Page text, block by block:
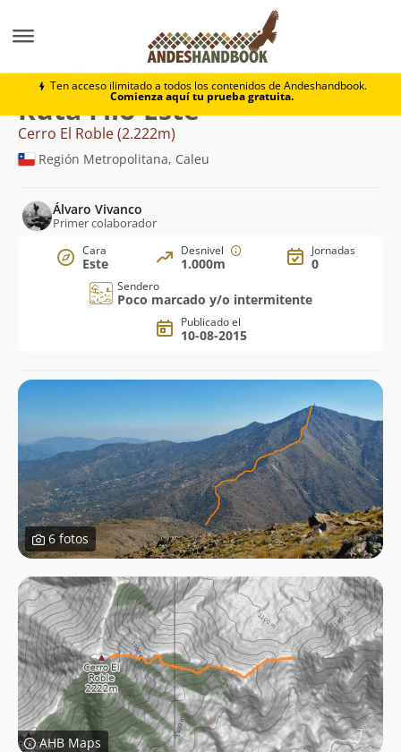
Ten acceso ilimitado a todos los contenidos de Andeshandbook.
Comienza aquí tu prueba gratuita.
Cerro El Roble Filo Este
Ruta Filo Este
Cerro El Roble (2.222m)
Región Metropolitana, Caleu
Álvaro Vivanco
Primer colaborador
Cara
Este
Desnivel
1.000m
Jornadas
0
Sendero
Poco marcado y/o intermitente
Publicado el
10-08-2015
6 fotos
AHB Maps